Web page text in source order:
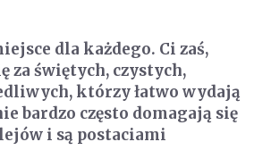
dla każdego. Ci zaś,
za świętych, czystych,
którzy łatwo wydają
bardzo często domagają się
i są postaciami